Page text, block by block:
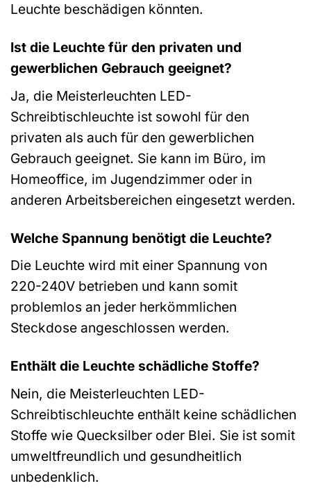
Leuchte beschädigen könnten.
Ist die Leuchte für den privaten und
gewerblichen Gebrauch geeignet?
Ja, die Meisterleuchten LED-
Schreibtischleuchte ist sowohl für den
privaten als auch für den gewerblichen
Gebrauch geeignet. Sie kann im Büro, im
Homeoffice, im Jugendzimmer oder in
anderen Arbeitsbereichen eingesetzt werden.
Welche Spannung benötigt die Leuchte?
Die Leuchte wird mit einer Spannung von
220-240V betrieben und kann somit
problemlos an jeder herkömmlichen
Steckdose angeschlossen werden.
Enthält die Leuchte schädliche Stoffe?
Nein, die Meisterleuchten LED-
Schreibtischleuchte enthält keine schädlichen
Stoffe wie Quecksilber oder Blei. Sie ist somit
umweltfreundlich und gesundheitlich
unbedenklich.